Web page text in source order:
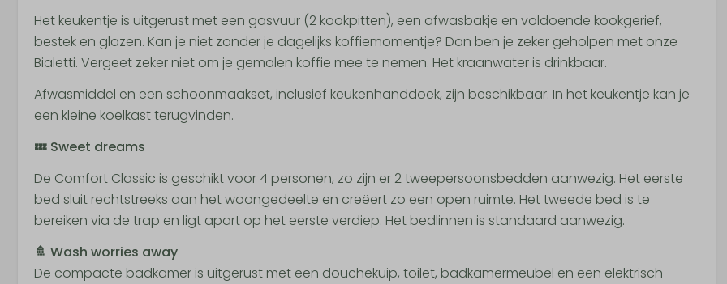
Het keukentje is uitgerust met een gasvuur (2 kookpitten), een afwasbakje en voldoende kookgerief,
bestek en glazen. Kan je niet zonder je dagelijks koffiemomentje? Dan ben je zeker geholpen met onze
Bialetti. Vergeet zeker niet om je gemalen koffie mee te nemen. Het kraanwater is drinkbaar.
Afwasmiddel en een schoonmaakset, inclusief keukenhanddoek, zijn beschikbaar. In het keukentje kan je
een kleine koelkast terugvinden.
💤 Sweet dreams
De Comfort Classic is geschikt voor 4 personen, zo zijn er 2 tweepersoonsbedden aanwezig. Het eerste
bed sluit rechtstreeks aan het woongedeelte en creëert zo een open ruimte. Het tweede bed is te
bereiken via de trap en ligt apart op het eerste verdiep. Het bedlinnen is standaard aanwezig.
🚿 Wash worries away
De compacte badkamer is uitgerust met een douchekuip, toilet, badkamermeubel en een elektrisch